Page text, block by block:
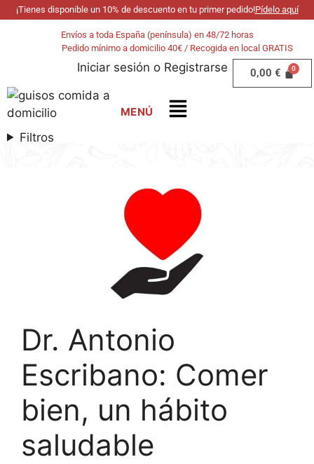
¡Tienes disponible un 10% de descuento en tu primer pedido!Pídelo aquí
Envíos a toda España (península) en 48/72 horas
Pedido mínimo a domicilio 40€ / Recogida en local GRATIS
Iniciar sesión o Registrarse 0,00 €
Filtros
Dr. Antonio
Escribano: Comer
bien, un hábito
saludable